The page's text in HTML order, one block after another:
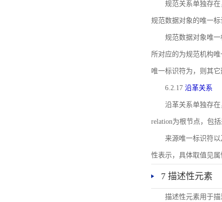
规范关系单独存
规范数据对象的唯一
规范数据对象唯一
所对应的为规范机构
唯一标识符为，则其
6.2.17 沿革关系
沿革关系单独存
relation为根节点，包
来源唯一标识符以
性表示，具体取值见属
7 描述性元素
描述性元素用于